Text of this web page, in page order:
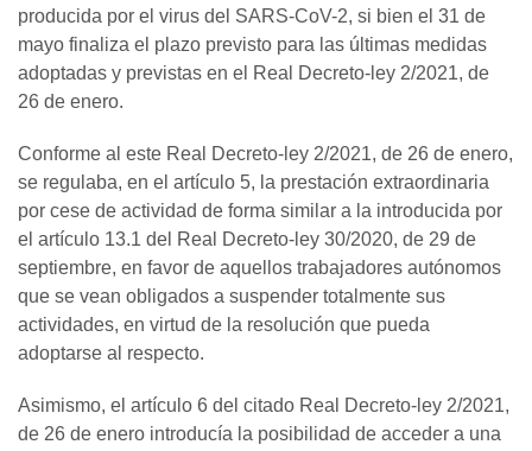
producida por el virus del SARS-CoV-2, si bien el 31 de
mayo finaliza el plazo previsto para las últimas medidas
adoptadas y previstas en el Real Decreto-ley 2/2021, de
26 de enero.
Conforme al este Real Decreto-ley 2/2021, de 26 de enero,
se regulaba, en el artículo 5, la prestación extraordinaria
por cese de actividad de forma similar a la introducida por
el artículo 13.1 del Real Decreto-ley 30/2020, de 29 de
septiembre, en favor de aquellos trabajadores autónomos
que se vean obligados a suspender totalmente sus
actividades, en virtud de la resolución que pueda
adoptarse al respecto.
Asimismo, el artículo 6 del citado Real Decreto-ley 2/2021,
de 26 de enero introducía la posibilidad de acceder a una